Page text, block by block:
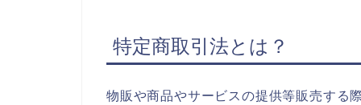
特定商取引法とは？
物販や商品やサービスの提供等販売する